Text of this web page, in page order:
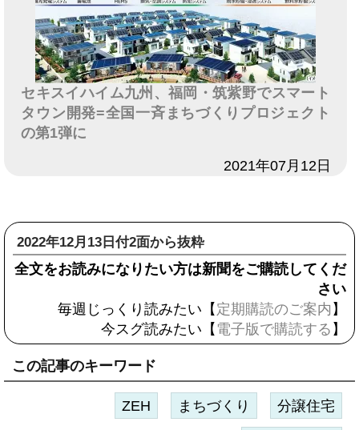
セキスイハイム九州、福岡・筑紫野でスマート
タウン開発=全国一斉まちづくりプロジェクト
の第1弾に
2021年07月12日
2022年12月13日付2面から抜粋
全文をお読みになりたい方は新聞をご購読してくだ
さい
毎週じっくり読みたい【 定期購読のご案内 】
今スグ読みたい【 電子版で購読する 】
この記事のキーワード
ZEH まちづくり 分譲住宅